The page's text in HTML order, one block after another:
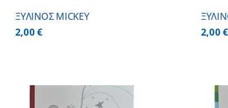
ΞΥΛΙΝΟΣ MICKEY
2,00€
2,00€